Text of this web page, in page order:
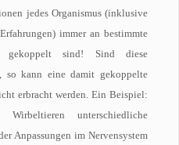
jedes Organismus (inklusive
immer an bestimmte
gekoppelt sind! Sind diese
so kann eine damit gekoppelte
erbracht werden. Ein Beispiel:
unterschiedliche
Anpassungen im Nervensystem